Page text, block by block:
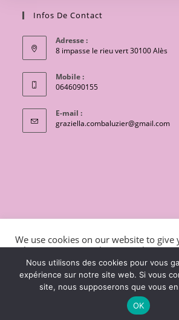
Infos De Contact
Adresse :
8 impasse le rieu vert 30100 Alès
Mobile :
0646090155
E-mail :
graziella.combaluzier@gmail.com
CONTACT
Conditions générales
Mentions légales et politique de
charte de protection des données
Copyright 2026 - OceanWP Theme
We use cookies on our website to give
relevant experience by remembering
and repeat visits. By clicking “Accept”,
use of ALL the cookies.
Nous utilisons des cookies pour vous
expérience sur notre site web. Si vous
site, nous supposerons que vous
OK